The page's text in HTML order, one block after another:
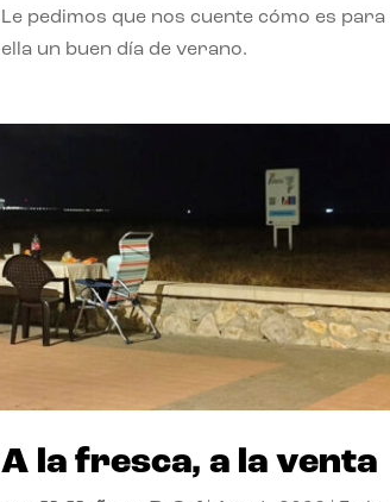
Le pedimos que nos cuente cómo es para
ella un buen día de verano.
A la fresca, a la venta